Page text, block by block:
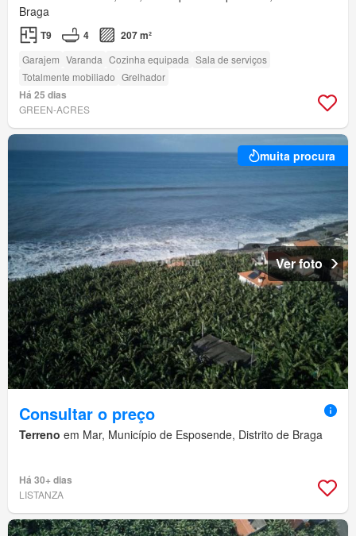
Braga
T9 4 207 m²
Garajem Varanda Cozinha equipada Sala de serviços
Totalmente mobiliado Grelhador
Há 25 dias
GREEN-ACRES
muita procura
Ver foto
Consultar o preço
Terreno em Mar, Município de Esposende, Distrito de Braga
Há 30+ dias
LISTANZA